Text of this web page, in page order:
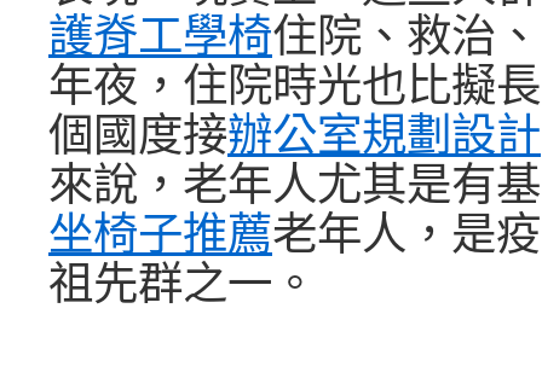
護脊工學椅住院、救治
年夜，住院時光也比擬
個國度接辦公室規劃設計
來說，老年人尤其是有
坐椅子推薦老年人，是
祖先群之一。